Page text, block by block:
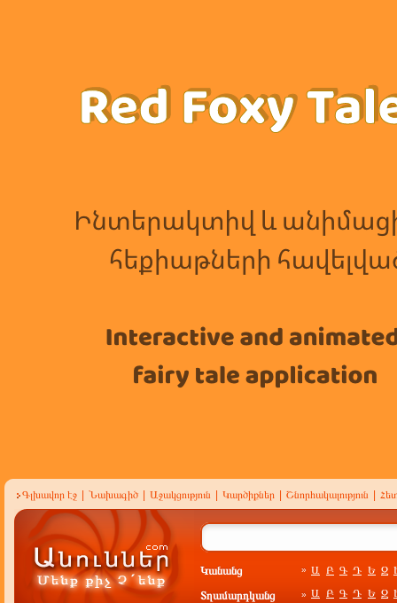
Գլխավոր էջ Նախագիծ Աջակցություն Կարծիքներ Շնորհակալություն
Կանանց » Ա Բ Գ Դ Ե Զ
Տղամարդկանց » Ա Բ Գ Դ Ե Զ